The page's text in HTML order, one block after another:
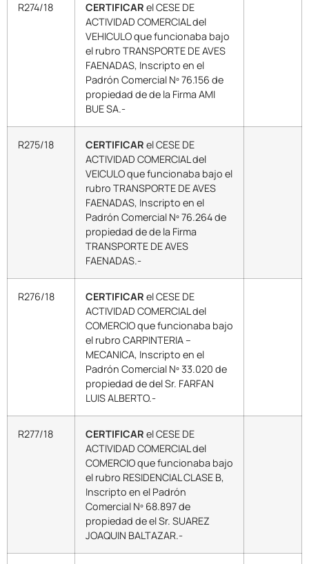
R274/18 CERTIFICAR el CESE DE
ACTIVIDAD COMERCIAL del
VEHICULO que funcionaba bajo
el rubro TRANSPORTE DE AVES
FAENADAS, Inscripto en el
Padrón Comercial Nº 76.156 de
propiedad de de la Firma AMI
BUE SA.-
R275/18 CERTIFICAR el CESE DE
ACTIVIDAD COMERCIAL del
VEICULO que funcionaba bajo el
rubro TRANSPORTE DE AVES
FAENADAS, Inscripto en el
Padrón Comercial Nº 76.264 de
propiedad de de la Firma
TRANSPORTE DE AVES
FAENADAS.-
R276/18 CERTIFICAR el CESE DE
ACTIVIDAD COMERCIAL del
COMERCIO que funcionaba bajo
el rubro CARPINTERIA –
MECANICA, Inscripto en el
Padrón Comercial Nº 33.020 de
propiedad de del Sr. FARFAN
LUIS ALBERTO.-
R277/18 CERTIFICAR el CESE DE
ACTIVIDAD COMERCIAL del
COMERCIO que funcionaba bajo
el rubro RESIDENCIAL CLASE B,
Inscripto en el Padrón
Comercial Nº 68.897 de
propiedad de el Sr. SUAREZ
JOAQUIN BALTAZAR.-